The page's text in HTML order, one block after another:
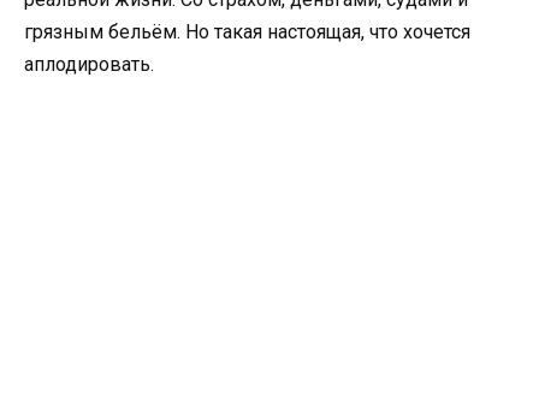
грязным бельём. Но такая настоящая, что хочется
аплодировать.